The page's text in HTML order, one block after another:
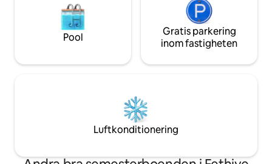
Pool
Gratis parkering
inom fastigheten
Luftkonditionering